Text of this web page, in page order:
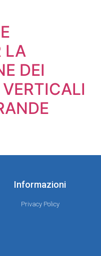
LA
DEI
Informazioni
Privacy Policy